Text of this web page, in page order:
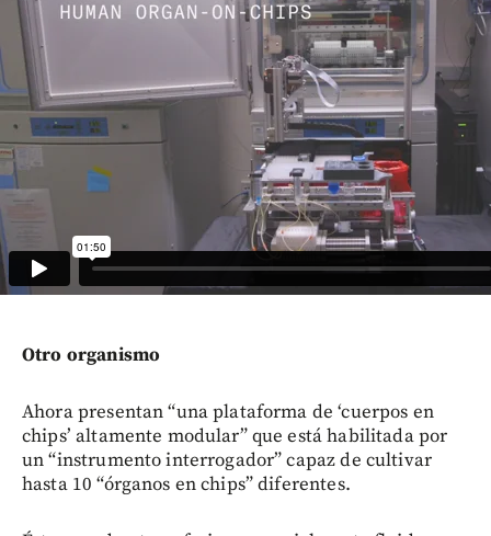
Otro organismo
Ahora presentan “una plataforma de ‘cuerpos en
chips’ altamente modular” que está habilitada por
un “instrumento interrogador” capaz de cultivar
hasta 10 “órganos en chips” diferentes.